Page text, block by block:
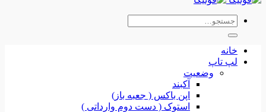
جستجو
خانه
لپ تاپ
وضعیت
آکبند
اپن باکس ( جعبه باز)
استوک ( دست دوم وارداتی )